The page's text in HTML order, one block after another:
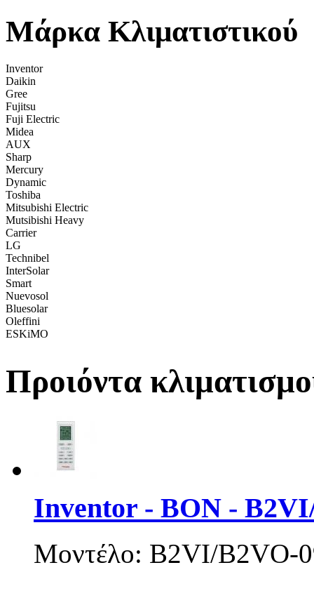
Μάρκα Κλιματιστικού
Inventor
Daikin
Gree
Fujitsu
Fuji Electric
Midea
AUX
Sharp
Mercury
Dynamic
Toshiba
Mitsubishi Electric
Mutsibishi Heavy
Carrier
LG
Technibel
InterSolar
Smart
Nuevosol
Bluesolar
Oleffini
ESKiMO
Προιόντα
Inventor - BON -
Μοντέλο: B2VI/B2VO-